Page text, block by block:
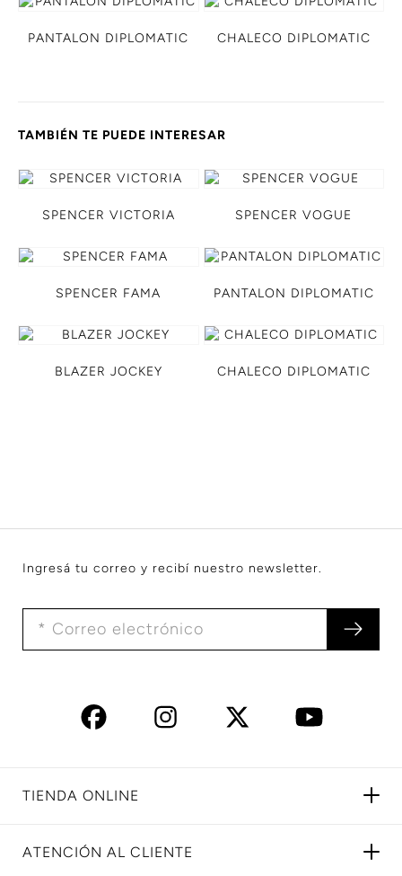
PANTALON DIPLOMATIC CHALECO DIPLOMATIC
TAMBIÉN TE PUEDE INTERESAR
SPENCER VICTORIA SPENCER VOGUE
SPENCER FAMA PANTALON DIPLOMATIC
BLAZER JOCKEY CHALECO DIPLOMATIC
Ingresá tu correo y recibí nuestro newsletter.
TIENDA ONLINE
ATENCIÓN AL CLIENTE